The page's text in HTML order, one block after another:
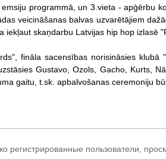
programmā, un 3.vieta - apģērbu
veicināšanas balvas uzvarētājiem
iekļaut skaņdarbu Latvijas hip hop izlasē
fināla sacensības norisināsies
Gustavo, Ozols, Gacho, Kurts,
gaitu, t.sk. apbalvošanas ceremoniju
регистрированные пользователи,